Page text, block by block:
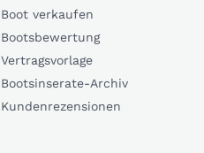
Boot verkaufen
Bootsbewertung
Vertragsvorlage
Bootsinserate-Archiv
Kundenrezensionen